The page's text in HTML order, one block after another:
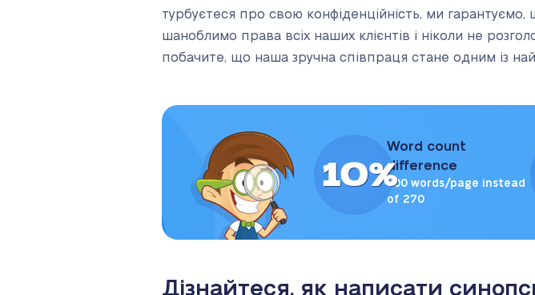
турбуєтеся про свою конфіденційність, ми
шаноблимо права всіх наших клієнтів і ніколи не
побачите, що наша зручна співпраця стане одним із
10%
Word count
difference
300 words/page instead
of 270
Дізнайтеся, як написати